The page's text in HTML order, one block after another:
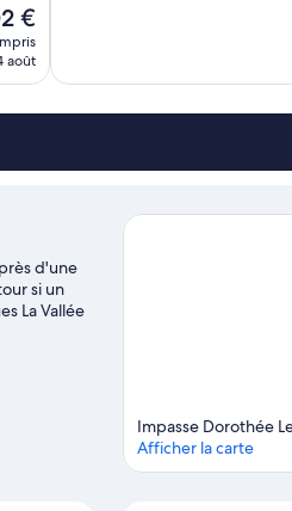
€
€
août
d'une
si un
La Vallée
Impasse Dorothée
Afficher la carte